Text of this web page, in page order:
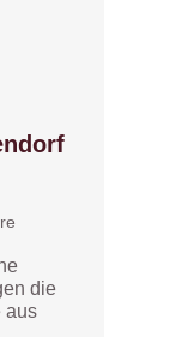
die
aus